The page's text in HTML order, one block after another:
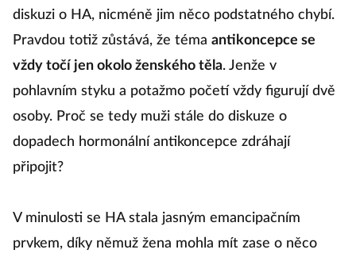
diskuzi o HA, nicméně jim něco podstatného chybí.
Pravdou totiž zůstává, že téma antikoncepce se
vždy točí jen okolo ženského těla. Jenže v
pohlavním styku a potažmo početí vždy figurují dvě
osoby. Proč se tedy muži stále do diskuze o
dopadech hormonální antikoncepce zdráhají
připojit?
V minulosti se HA stala jasným emancipačním
prvkem, díky němuž žena mohla mít zase o něco